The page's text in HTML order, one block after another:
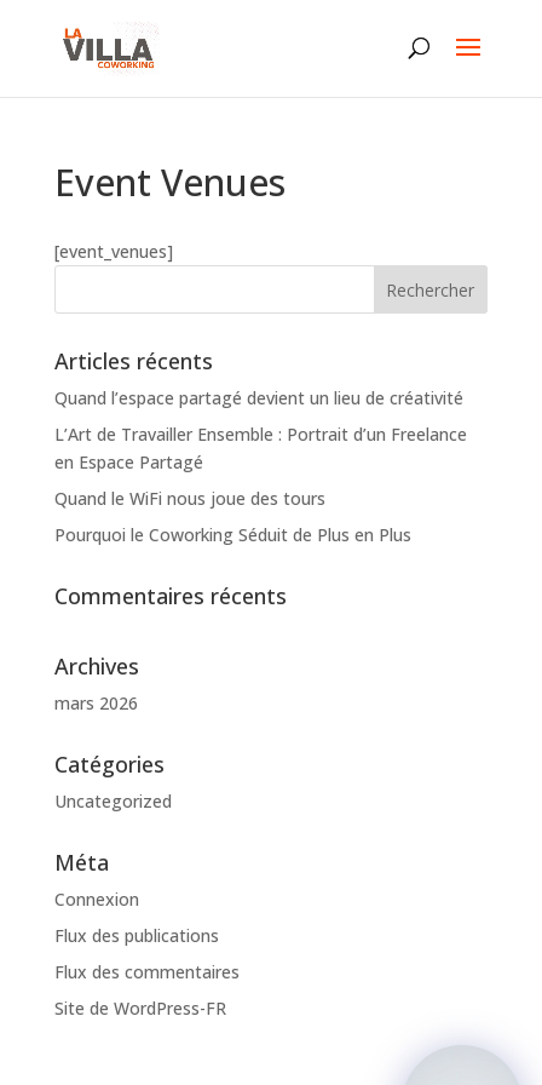
Event Venues
[event_venues]
Articles récents
Quand l’espace partagé devient un lieu de créativité
L’Art de Travailler Ensemble : Portrait d’un Freelance
en Espace Partagé
Quand le WiFi nous joue des tours
Pourquoi le Coworking Séduit de Plus en Plus
Commentaires récents
Archives
mars 2026
Catégories
Uncategorized
Méta
Connexion
Flux des publications
Flux des commentaires
Site de WordPress-FR